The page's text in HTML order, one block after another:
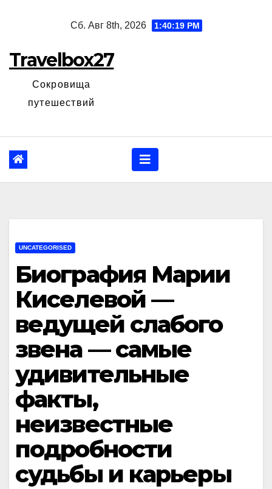
Сб. Авг 8th, 2026 1:40:20 PM
Travelbox27
Сокровища
путешествий
UNCATEGORISED
Биография Марии
Киселевой —
ведущей слабого
звена — самые
удивительные
факты,
неизвестные
подробности
судьбы и карьеры